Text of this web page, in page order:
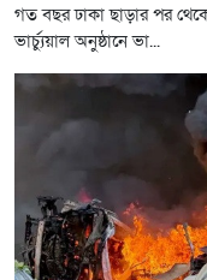
গত বছর ঢাকা ছাড়ার পর
ভার্চ্যুয়াল অনুষ্ঠানে ভা...